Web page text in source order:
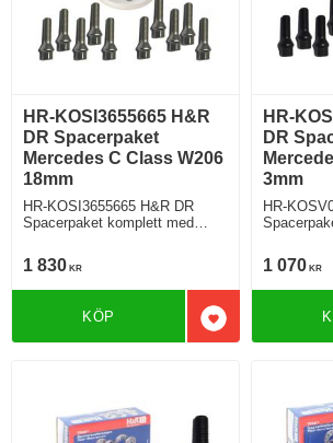
HR-KOSI3655665 H&R
DR Spacerpaket
Mercedes C Class W206
18mm
HR-KOSI3655665 H&R DR
Spacerpaket komplett med
Class Typ W206 Tjocklek
spacer 18mm
1 830 KR
Lägg till i
KÖP
HR-
DR
3mm
HR-
Class
3mm
1 070 KR